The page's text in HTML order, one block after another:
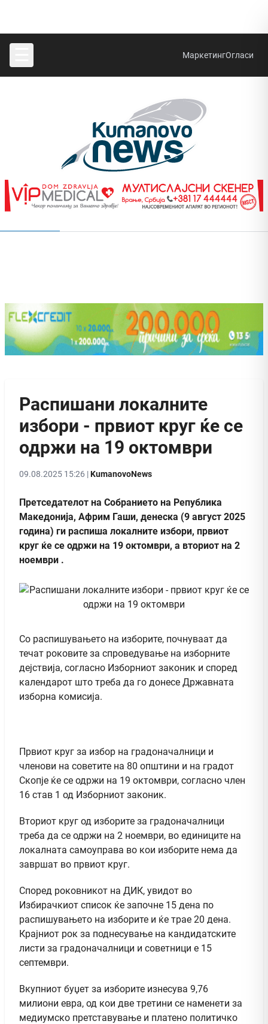
МаркетингОгласи
Распишани локалните
избори - првиот круг ќе се
одржи на 19 октомври
09.08.2025 15:26 |KumanovoNews
Претседателот на Собранието на Република
Македонија, Африм Гаши, денеска (9 август 2025
година) ги распиша локалните избори, првиот
круг ќе се одржи на 19 октомври, а вториот на 2
ноември .
Со распишувањето на изборите, почнуваат да
течат роковите за спроведување на изборните
дејствија, согласно Изборниот законик и според
календарот што треба да го донесе Државната
изборна комисија.
Првиот круг за избор на градоначалници и
членови на советите на 80 општини и на градот
Скопје ќе се одржи на 19 октомври, согласно член
16 став 1 од Изборниот законик.
Вториот круг од изборите за градоначалници
треба да се одржи на 2 ноември, во единиците на
локалната самоуправа во кои изборите нема да
завршат во првиот круг.
Според роковникот на ДИК, увидот во
Избирачкиот список ќе започне 15 дена по
распишувањето на изборите и ќе трае 20 дена.
Крајниот рок за поднесување на кандидатските
листи за градоначалници и советници е 15
септември.
Вкупниот буџет за изборите изнесува 9,76
милиони евра, од кои две третини се наменети за
медиумско претставување и платено политичко